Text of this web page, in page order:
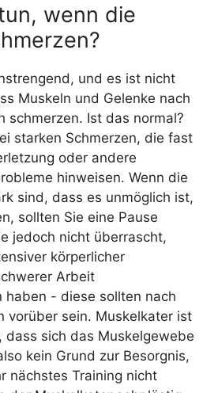
wenn die
und es ist nicht
Muskeln und Gelenke nach
schmerzen. Ist das normal?
starken Schmerzen, die fast
oder andere
hinweisen. Wenn die
sind, dass es unmöglich ist,
sollten Sie eine Pause
jedoch nicht überrascht,
körperlicher
Arbeit
haben - diese sollten nach
vorüber sein. Muskelkater ist
dass sich das Muskelgewebe
kein Grund zur Besorgnis,
nächstes Training nicht